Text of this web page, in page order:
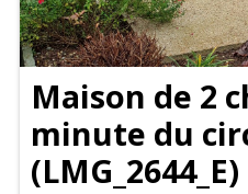
Maison de 2
minute du
(LMG_2644_E)